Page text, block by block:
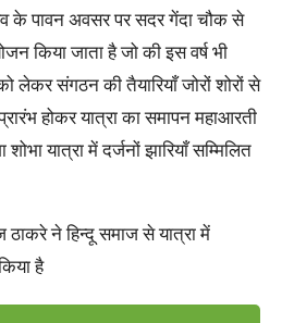
के पावन अवसर पर सदर गेंदा चौक से
किया जाता है जो की इस वर्ष भी
लेकर संगठन की तैयारियाँ जोरों शोरों से
होकर यात्रा का समापन महाआरती
यात्रा में दर्जनों झारियाँ सम्मिलित
ने हिन्दू समाज से यात्रा में
है